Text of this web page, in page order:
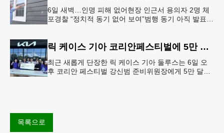
6일 새벽…인명 피해 없어현장 인근서 용의자 2명 체
포경찰 “정치적 동기 없어 보여”범행 동기 아직 발표
릭 케이스 기아 코리안페스티벌에 5만 달러 후원
최근 새롭게 단장한 릭 케이스 기아 둘루스는 6일 오
후 코리안 페스티벌 강신범 준비위원장에게 5만 달러
목록으로